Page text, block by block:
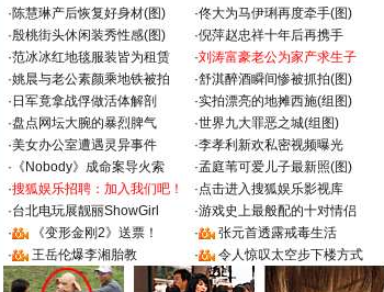
·陈慧琳产后恢复好身材(图) ·佟大为马伊琍再度牵手(图)
·殷桃街头休闲装秀性感(图) ·倪萍赵忠祥十年后再携手
·范冰冰红地毯服装皆为租赁 ·刘涛富豪老公为家产求生子
·姚晨与老公素颜乘地铁被拍 ·舒淇醉酒瞬间惨被抓拍(图)
· 日军竟拿战俘做活体解剖 ·实拍漂亮的地摊西施(组图)
·盘点网坛大腕的暴烈脾气 ·世界九大罪恶之城(组图)
·美女办公室遭遇灵异事件 ·李孝利新欢私密视频曝光
· 《Nobody》成命案导火索 ·孟庭苇可爱儿子最新照(图)
·搜狐娱乐招聘：加入我们吧！ ·点击进入搜狐娱乐影视库
·台北电玩展靓丽ShowGirl ·游戏史上最般配的十对情侣
·
《变形金刚2》送票！ ·
张元首透露戒毒生活
·
王岳伦爆李湘胎教 · 令人惊叹太空步下楼方式